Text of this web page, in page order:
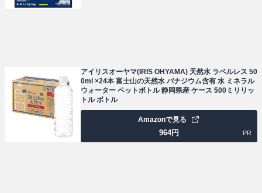
アイリスオーヤマ(IRIS OHYAMA) 天然水 ラベルレス 50
0ml ×24本 富士山の天然水 バナジウム含有 水 ミネラル
ウォーター ペットボトル 静岡県産 ケース 500ミリリッ
トル ボトル
964円
Amazonで見る
PR